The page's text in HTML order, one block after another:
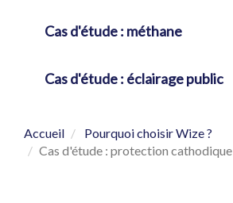
Cas d'étude : méthane
Cas d'étude : éclairage public
Accueil
Pourquoi choisir Wize ?
Cas d'étude : protection cathodique